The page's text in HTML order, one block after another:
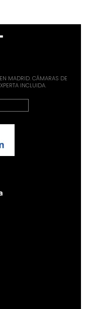
MADRID. CÁMARAS DE
INCLUIDA.